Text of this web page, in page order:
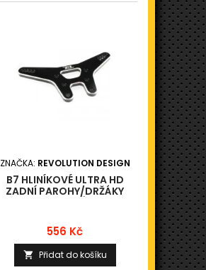
ZNAČKA: REVOLUTION DESIGN
B7 HLINÍKOVÉ ULTRA HD
ZADNÍ PAROHY/DRŽÁKY
Cena
556 Kč
 Přidat do košíku
RC8B3
SERVO
